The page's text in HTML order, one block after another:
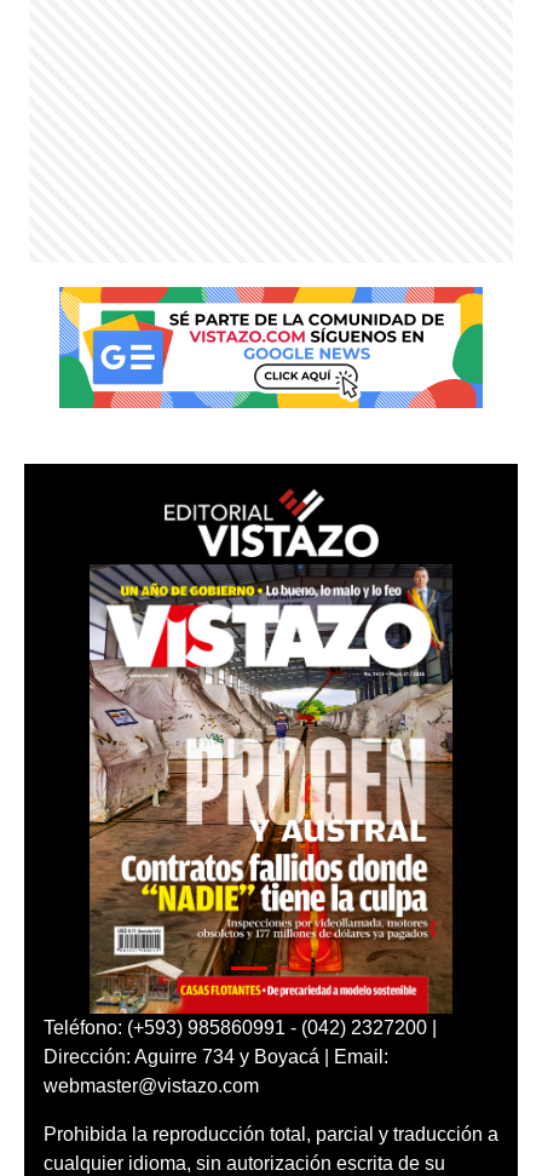
Teléfono: (+593) 985860991 - (042) 2327200 |
Dirección: Aguirre 734 y Boyacá | Email:
webmaster@vistazo.com
Prohibida la reproducción total, parcial y traducción a
cualquier idioma, sin autorización escrita de su